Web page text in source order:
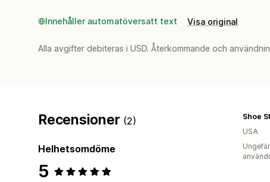
Innehåller automatöversatt text Visa original
Alla avgifter debiteras i USD. Återkommande och
Recensioner (2)
Helhetsomdöme
5
Shoe
USA